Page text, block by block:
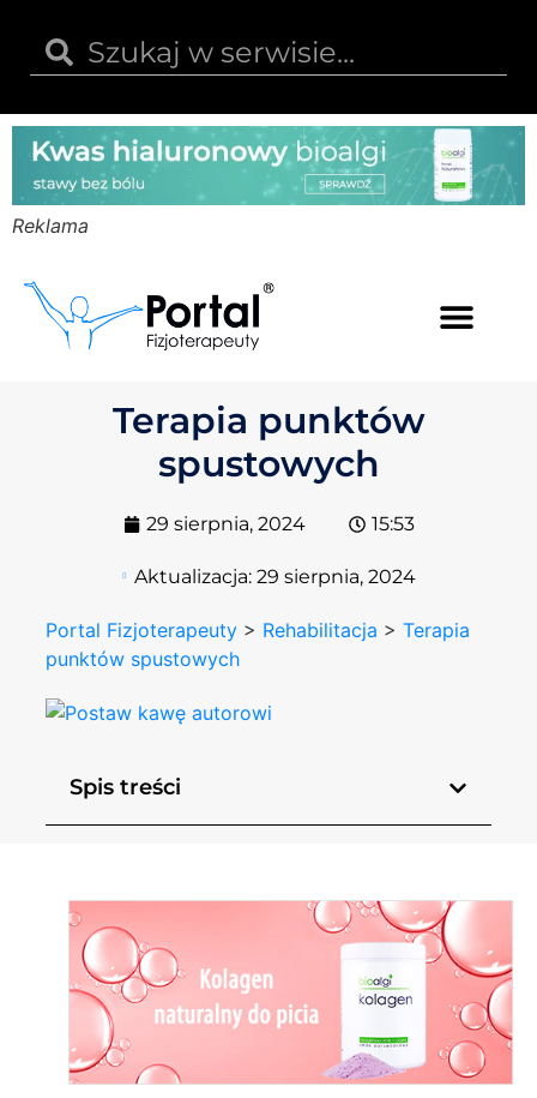
Reklama
Terapia punktów
spustowych
29 sierpnia, 2024 15:53
Aktualizacja: 29 sierpnia, 2024
Portal Fizjoterapeuty > Rehabilitacja >Terapia
punktów spustowych
Spis treści